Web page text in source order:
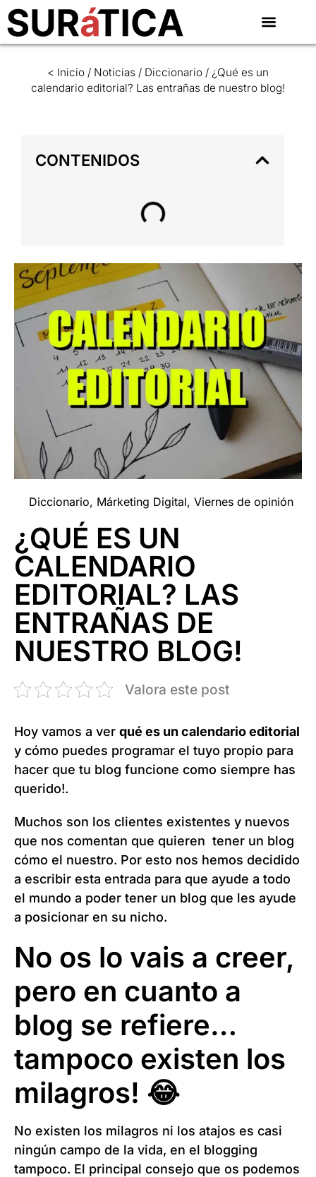
< Inicio / Noticias / Diccionario / ¿Qué es un
calendario editorial? Las entrañas de nuestro blog!
CONTENIDOS
Diccionario, Márketing Digital, Viernes de opinión
¿QUÉ ES UN
CALENDARIO
EDITORIAL? LAS
ENTRAÑAS DE
NUESTRO BLOG!
Valora este post
Hoy vamos a ver qué es un calendario editorial
y cómo puedes programar el tuyo propio para
hacer que tu blog funcione como siempre has
querido!.
Muchos son los clientes existentes y nuevos
que nos comentan que quieren tener un blog
cómo el nuestro. Por esto nos hemos decidido
a escribir esta entrada para que ayude a todo
el mundo a poder tener un blog que les ayude
a posicionar en su nicho.
No os lo vais a creer,
pero en cuanto a
blog se refiere…
tampoco existen los
milagros! 😂
No existen los milagros ni los atajos es casi
ningún campo de la vida, en el blogging
tampoco. El principal consejo que os podemos